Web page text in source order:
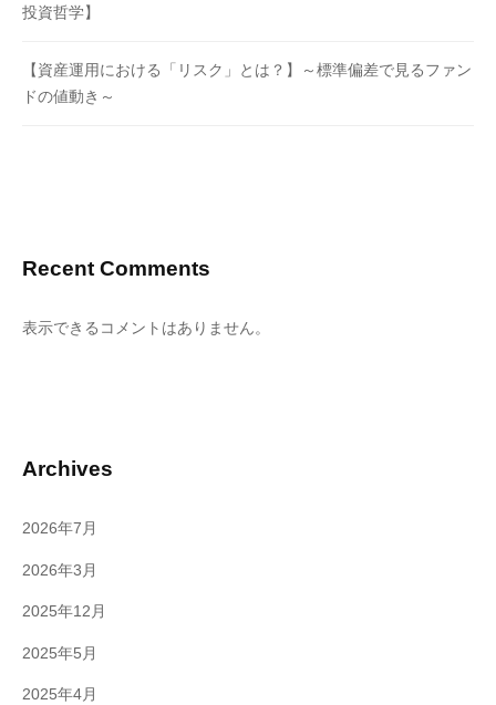
投資哲学】
【資産運用における「リスク」とは？】～標準偏差で見るファン
ドの値動き～
Recent Comments
表示できるコメントはありません。
Archives
2026年7月
2026年3月
2025年12月
2025年5月
2025年4月